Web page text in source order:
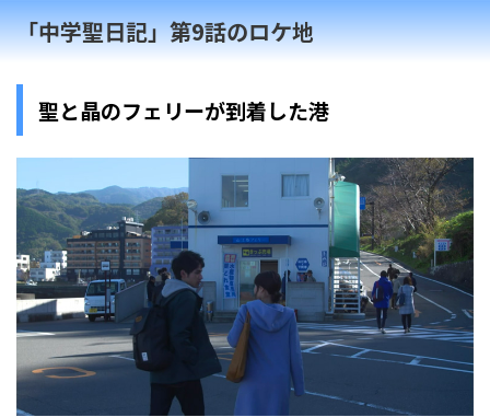
「中学聖日記」第9話のロケ地
聖と晶のフェリーが到着した港